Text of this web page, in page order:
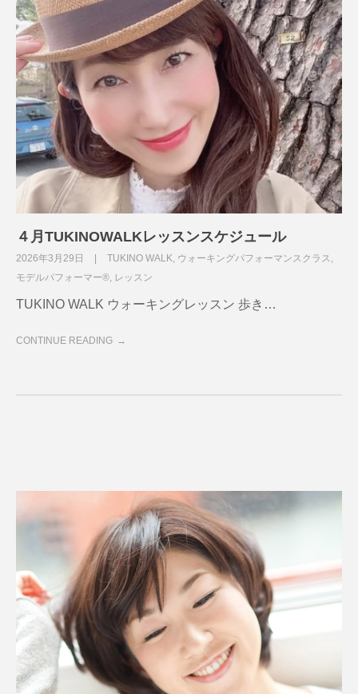
４月TUKINOWALKレッスンスケジュール
2026年3月29日 TUKINO WALK ウォーキングパフォーマンスクラス
モデルパフォーマー® レッスン
TUKINO WALK ウォーキングレッスン 歩き…
CONTINUE READING